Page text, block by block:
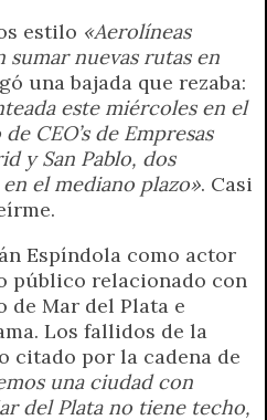
estilo «Aerolíneas
sumar nuevas rutas en
una bajada que rezaba:
este miércoles en el
CEO’s de Empresas
y San Pablo, dos
el mediano plazo». Casi
Espíndola como actor
público relacionado con
de Mar del Plata e
Los fallidos de la
citado por la cadena de
una ciudad con
del Plata no tiene techo,